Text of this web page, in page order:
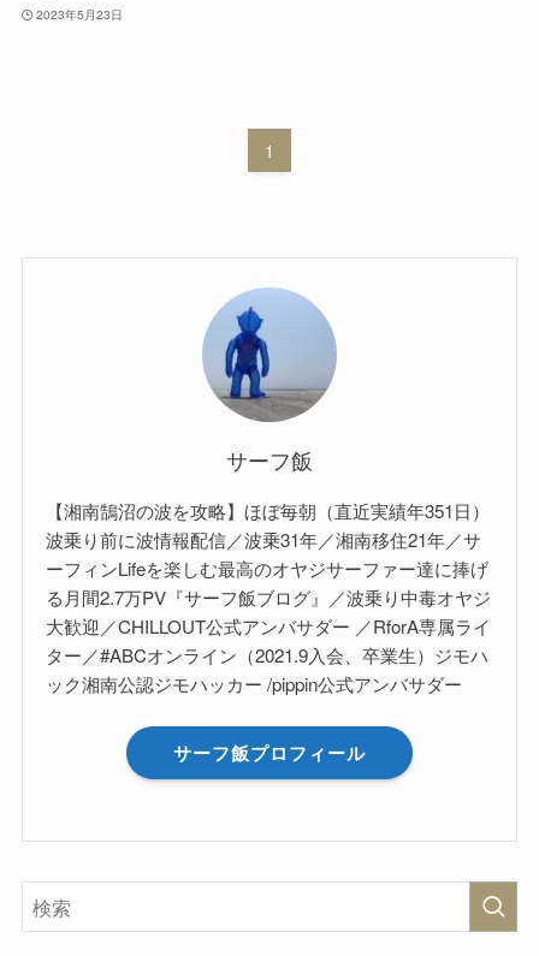
2023年5月23日
1
サーフ飯
【湘南鵠沼の波を攻略】ほぼ毎朝（直近実績年351日）
波乗り前に波情報配信／波乗31年／湘南移住21年／サ
ーフィンLifeを楽しむ最高のオヤジサーファー達に捧げ
る月間2.7万PV『サーフ飯ブログ』／波乗り中毒オヤジ
大歓迎／CHILLOUT公式アンバサダー ／RforA専属ライ
ター／#ABCオンライン（2021.9入会、卒業生）ジモハ
ック湘南公認ジモハッカー /pippin公式アンバサダー
サーフ飯プロフィール